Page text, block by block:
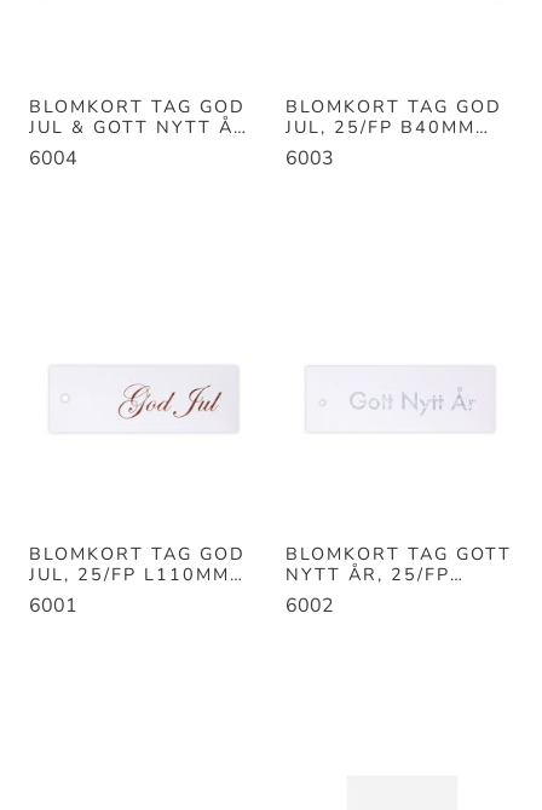
BLOMKORT TAG GOD
JUL & GOTT NYTT ÅR,
25/FP
6004
BLOMKORT TAG GOD
JUL, 25/FP B40MM
H110MM
6003
BLOMKORT TAG GOD
JUL, 25/FP L110MM
B40MM
6001
BLOMKORT TAG GOTT
NYTT ÅR, 25/FP
L110MM B40MM
6002